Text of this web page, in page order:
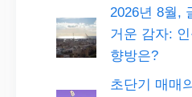
2026년 8월,
거운 감자:
향방은?
초단기 매매